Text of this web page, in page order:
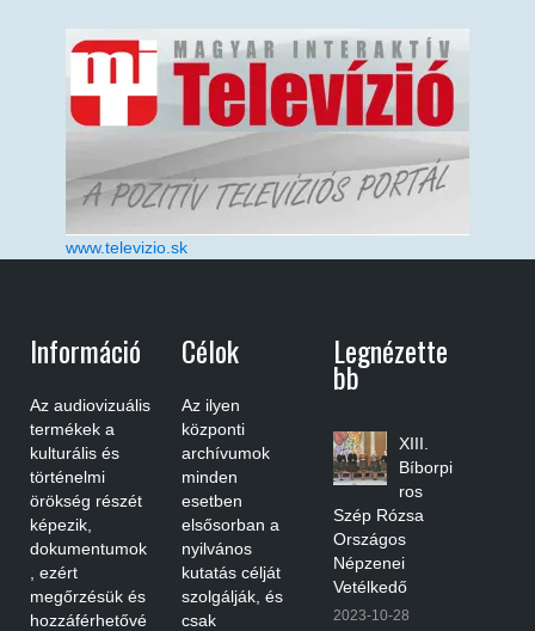
www.televizio.sk
Információ
Az audiovizuális
termékek a
kulturális és
történelmi
örökség részét
képezik,
dokumentumok
, ezért
megőrzésük és
hozzáférhetővé
Célok
Az ilyen
központi
archívumok
minden
esetben
elsősorban a
nyilvános
kutatás célját
szolgálják, és
csak
Legnézette
Bb
XIII.
Bíborpi
ros
Szép Rózsa
Országos
Népzenei
Vetélkedő
2023-10-28